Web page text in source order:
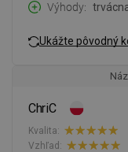
Výhody
Ukážte pôvodný
ChriC
Kvalita:
Vzhľad: